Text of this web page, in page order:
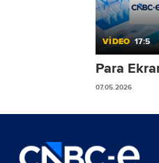
VİDEO 17:5
Para
07.05.2026